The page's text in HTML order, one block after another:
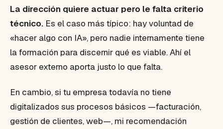
La dirección quiere actuar pero le falta criterio
técnico. Es el caso más típico: hay voluntad de
«hacer algo con IA», pero nadie internamente tiene
la formación para discernir qué es viable. Ahí el
asesor externo aporta justo lo que falta.
En cambio, si tu empresa todavía no tiene
digitalizados sus procesos básicos —facturación,
gestión de clientes, web—, mi recomendación